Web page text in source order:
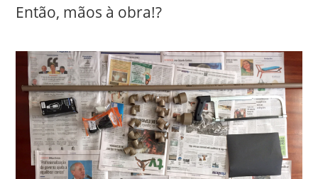
Então, mãos à obra!?